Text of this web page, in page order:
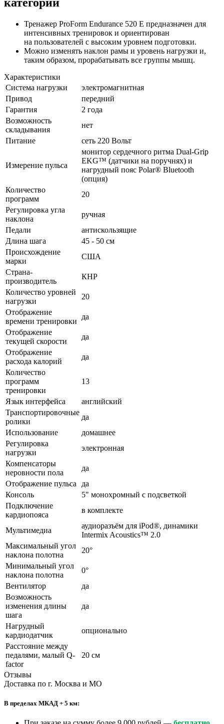
Тренажер ProForm Endurance 520 E предназначен для
интенсивных тренировок и ориентирован
на пользователей с высоким уровнем подготовки.
Можно изменять наклон рамы и уровень нагрузки и,
таким образом, прорабатывать все группы мышц.
Характеристики
Система нагрузки
электромагнитная
Привод
передний
Гарантия
2 года
Возможность
складывания
нет
Питание
сеть 220 Вольт
Измерение пульса
монитор сердечного ритма Dual-Grip
EKG™ (датчики на поручнях) и
нагрудный пояс Polar® Bluetooth
(опция)
Количество
программ
20
Регулировка угла
наклона
ручная
Педали
антискользящие
Длина шага
45 - 50 см
Происхождение
марки
США
Страна-
производитель
КНР
Количество уровней
нагрузки
20
Отображение
времени тренировки
да
Отображение
текущей скорости
да
Отображение
расхода калорий
да
Количество
программ
тренировки
13
Язык интерфейса
английский
Транспортировочные
ролики
да
Использование
домашнее
Регулировка
нагрузки
электронная
Компенсаторы
неровности пола
да
Отображение пульса
да
Консоль
5" монохромный с подсветкой
Подключение
кардиопояса
в комплекте
Мультимедиа
аудиоразъём для iPod®, динамики
Intermix Acoustics™ 2.0
Максимальный угол
наклона полотна
20°
Минимальный угол
наклона полотна
0°
Вентилятор
да
Возможность
изменения длины
шага
да
Нагрудный
кардиодатчик
опционально
Расстояние между
педалями, малый Q-
factor
20 см
Отзывы
Доставка по г. Москва и МО
В пределах МКАД + 5 км: